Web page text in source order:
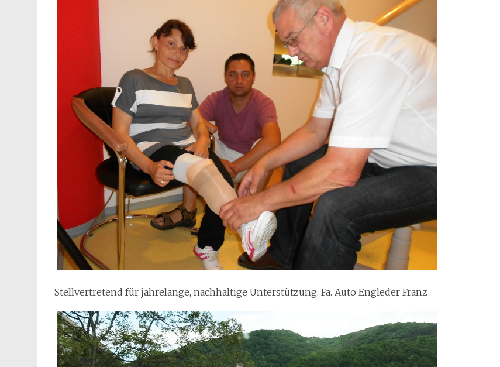
Stellvertretend für jahrelange, nachhaltige Unterstützung: Fa. Auto Engleder Franz